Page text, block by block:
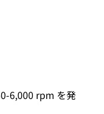
6,000 rpm を発